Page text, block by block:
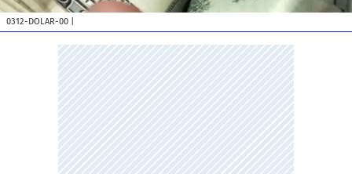
0312-DOLAR-00